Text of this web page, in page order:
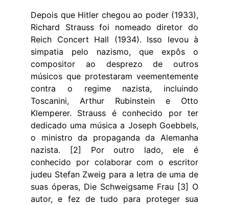
Depois que Hitler chegou ao poder (1933),
Richard Strauss foi nomeado diretor do
Reich Concert Hall (1934). Isso levou à
simpatia pelo nazismo, que expôs o
compositor ao desprezo de outros
músicos que protestaram veementemente
contra o regime nazista, incluindo
Toscanini, Arthur Rubinstein e Otto
Klemperer. Strauss é conhecido por ter
dedicado uma música a Joseph Goebbels,
o ministro da propaganda da Alemanha
nazista. [2] Por outro lado, ele é
conhecido por colaborar com o escritor
judeu Stefan Zweig para a letra de uma de
suas óperas, Die Schweigsame Frau [3] O
autor, e fez de tudo para proteger sua